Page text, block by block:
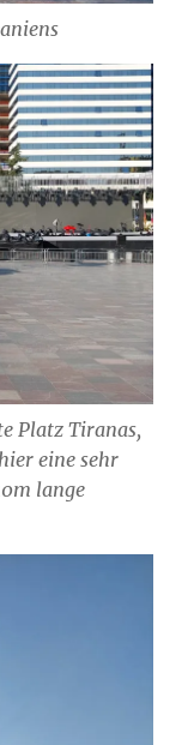
Platz Tiranas,
eine sehr
lange